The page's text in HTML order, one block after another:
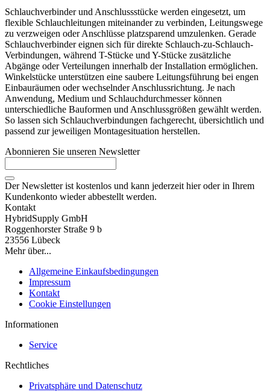
Schlauchverbinder und Anschlussstücke werden eingesetzt, um
flexible Schlauchleitungen miteinander zu verbinden, Leitungswege
zu verzweigen oder Anschlüsse platzsparend umzulenken. Gerade
Schlauchverbinder eignen sich für direkte Schlauch-zu-Schlauch-
Verbindungen, während T-Stücke und Y-Stücke zusätzliche
Abgänge oder Verteilungen innerhalb der Installation ermöglichen.
Winkelstücke unterstützen eine saubere Leitungsführung bei engen
Einbauräumen oder wechselnder Anschlussrichtung. Je nach
Anwendung, Medium und Schlauchdurchmesser können
unterschiedliche Bauformen und Anschlussgrößen gewählt werden.
So lassen sich Schlauchverbindungen fachgerecht, übersichtlich und
passend zur jeweiligen Montagesituation herstellen.
Abonnieren Sie unseren Newsletter
Der Newsletter ist kostenlos und kann jederzeit hier oder in Ihrem
Kundenkonto wieder abbestellt werden.
Kontakt
HybridSupply GmbH
Roggenhorster Straße 9 b
23556 Lübeck
Mehr über...
Allgemeine Einkaufsbedingungen
Impressum
Kontakt
Cookie Einstellungen
Informationen
Service
Rechtliches
Privatsphäre und Datenschutz